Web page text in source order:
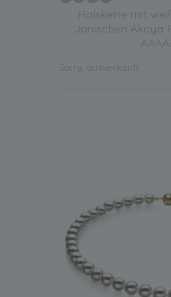
Halskette mit
Janischen Akoya
Sorry, ausverkauft